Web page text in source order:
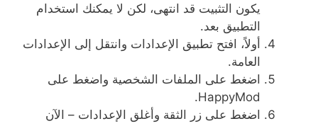
يكون التثبيت قد انتهى، لكن لا يمكنك استخدام
التطبيق بعد.
أولاً، افتح تطبيق الإعدادات وانتقل إلى الإعدادات
العامة.
اضغط على الملفات الشخصية واضغط على
HappyMod.
اضغط على زر الثقة وأغلق الإعدادات – الآن